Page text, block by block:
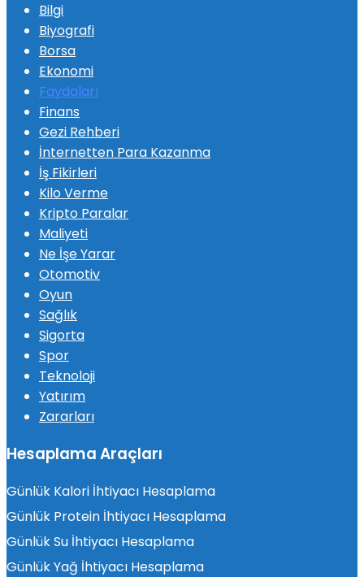
Bilgi
Biyografi
Borsa
Ekonomi
Faydaları
Finans
Gezi Rehberi
İnternetten Para Kazanma
İş Fikirleri
Kilo Verme
Kripto Paralar
Maliyeti
Ne İşe Yarar
Otomotiv
Oyun
Sağlık
Sigorta
Spor
Teknoloji
Yatırım
Zararları
Hesaplama Araçları
Günlük Kalori İhtiyacı Hesaplama
Günlük Protein İhtiyacı Hesaplama
Günlük Su İhtiyacı Hesaplama
Günlük Yağ İhtiyacı Hesaplama